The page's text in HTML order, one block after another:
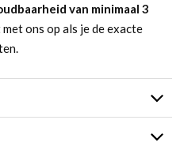
van minimaal 3
ons op als je de exacte